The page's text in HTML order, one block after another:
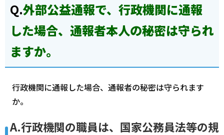
Q.外部公益通報で、行政機関に通報
した場合、通報者本人の秘密は守られ
ますか。
行政機関に通報した場合、通報者の秘密は守られます
か。
A.行政機関の職員は、国家公務員法等の規